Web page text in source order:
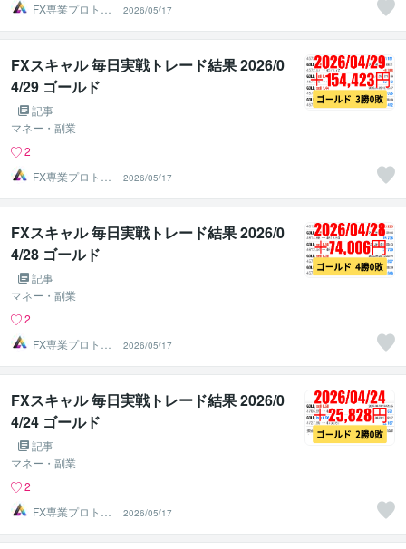
FX専業プロトレ
ーダーのAチーム
2026/05/17
FXスキャル 毎日実戦トレード結果 2026/0
4/29 ゴールド
記事
マネー・副業
2
FX専業プロトレ
ーダーのAチーム
2026/05/17
FXスキャル 毎日実戦トレード結果 2026/0
4/28 ゴールド
記事
マネー・副業
2
FX専業プロトレ
ーダーのAチーム
2026/05/17
FXスキャル 毎日実戦トレード結果 2026/0
4/24 ゴールド
記事
マネー・副業
2
FX専業プロトレ
ーダーのAチーム
2026/05/17